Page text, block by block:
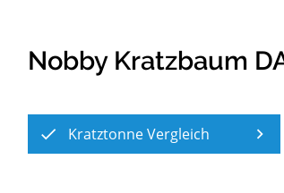
Nobby Kratzbaum
Kratztonne Vergleich